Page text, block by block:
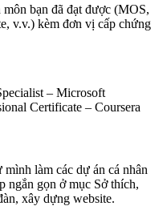
bạn đã đạt được (MOS,
v.v.) kèm đơn vị cấp chứng
– Microsoft
Certificate – Coursera
làm các dự án cá nhân
ngắn gọn ở mục Sở thích,
xây dựng website.